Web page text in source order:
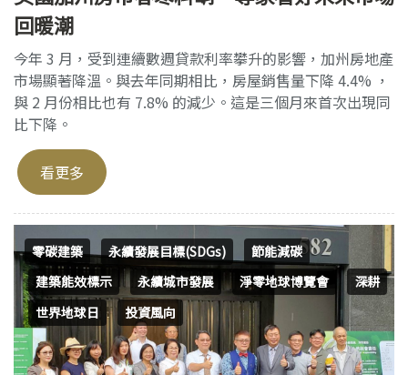
回暖潮
今年 3 月，受到連續數週貸款利率攀升的影響，加州房地產
市場顯著降溫。與去年同期相比，房屋銷售量下降 4.4% ，
與 2 月份相比也有 7.8% 的減少。這是三個月來首次出現同
比下降。
看更多
零碳建築 永續發展目標(SDGs)
節能減碳
建築能效標示
永續城市發展 淨零地球博覽會
深耕
世界地球日
投資風向